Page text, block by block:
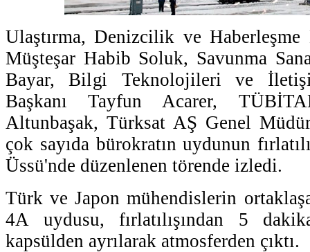
Ulaştırma, Denizcilik ve
Müşteşar Habib Soluk, Savunma
Bayar, Bilgi Teknolojileri ve
Başkanı Tayfun Acarer,
Altunbaşak, Türksat AŞ Genel
çok sayıda bürokratın uydunun
Üssü'nde düzenlenen törende izledi.
Türk ve Japon mühendislerin
4A uydusu, fırlatılışından 5
kapsülden ayrılarak atmosferden çıktı.